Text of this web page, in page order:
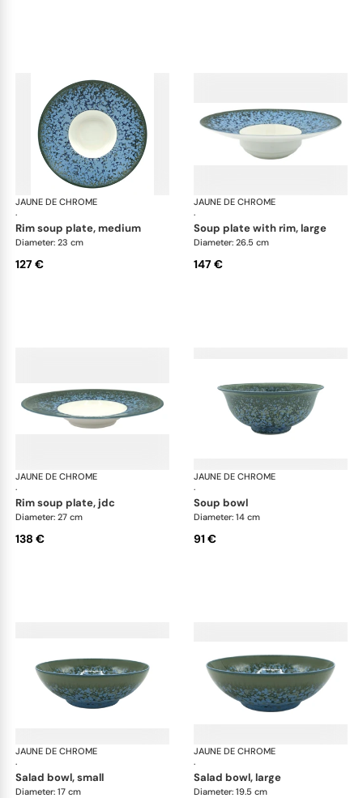
JAUNE DE CHROME
·
Nymphéa
rim soup plate, medium
Diameter: 23 cm
127 €
JAUNE DE CHROME
·
soup plate with rim, large
Diameter: 26.5 cm
147 €
JAUNE DE CHROME
·
Nymphéa
rim soup plate, jdc
Diameter: 27 cm
138 €
JAUNE DE CHROME
·
soup bowl
Diameter: 14 cm
91 €
JAUNE DE CHROME
·
Nymphéa
salad bowl, small
Diameter: 17 cm
JAUNE DE CHROME
·
salad bowl, large
Diameter: 19.5 cm